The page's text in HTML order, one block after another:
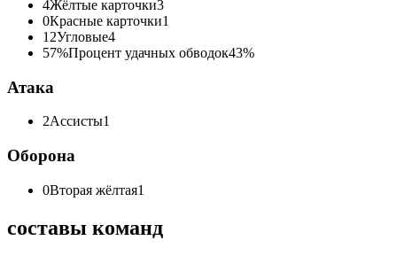
4Жёлтые карточки3
0Красные карточки1
12Угловые4
57%Процент удачных обводок43%
Атака
2Ассисты1
Оборона
0Вторая жёлтая1
составы команд